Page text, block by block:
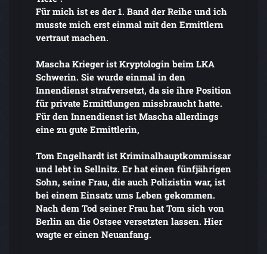
Für mich ist es der 1. Band der Reihe und ich
musste mich erst einmal mit den Ermittlern
vertraut machen.
Mascha Krieger ist Kryptologin beim LKA
Schwerin. Sie wurde einmal in den
Innendienst strafversetzt, da sie ihre Position
für private Ermittlungen missbraucht hatte.
Für den Innendienst ist Mascha allerdings
eine zu gute Ermittlerin,
Tom Engelhardt ist Kriminalhauptkommissar
und lebt in Sellnitz. Er hat einen fünfjährigen
Sohn, seine Frau, die auch Polizistin war, ist
bei einem Einsatz ums Leben gekommen.
Nach dem Tod seiner Frau hat Tom sich von
Berlin an die Ostsee versetzten lassen. Hier
wagte er einen Neuanfang.